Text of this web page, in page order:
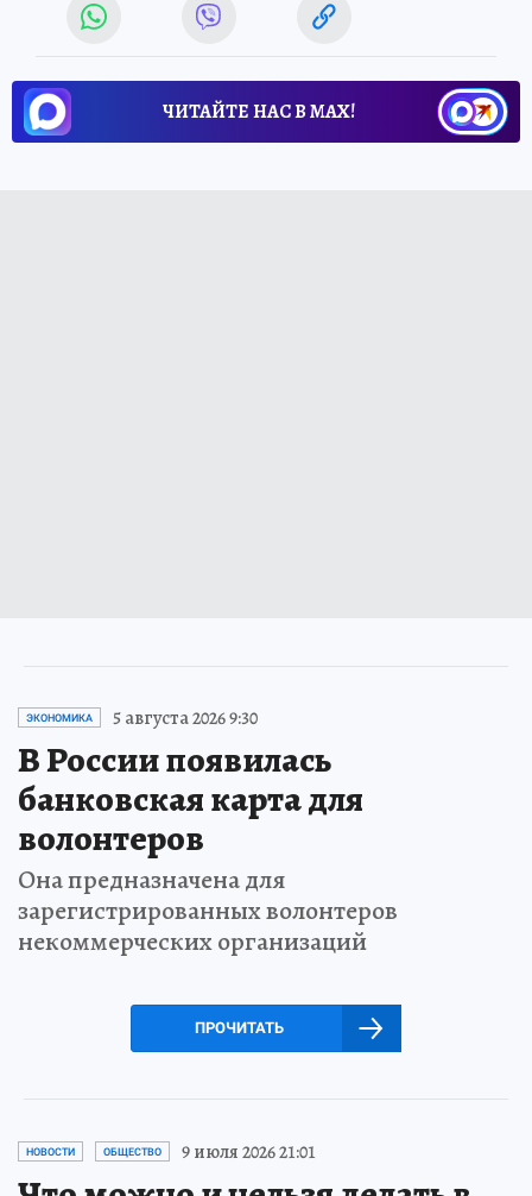
ЧИТАЙТЕ НАС В МАХ!
ЭКОНОМИКА 5 августа 2026 9:30
В России появилась
банковская карта для
волонтеров
Она предназначена для
зарегистрированных волонтеров
некоммерческих организаций
ПРОЧИТАТЬ
НОВОСТИ ОБЩЕСТВО 9 июля 2026 21:01